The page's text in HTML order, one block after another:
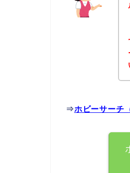
⇒ホビーサーチ